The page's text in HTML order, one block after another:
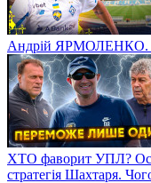
Андрій ЯРМОЛЕНКО.
ХТО фаворит УПЛ?
стратегія Шахтаря.